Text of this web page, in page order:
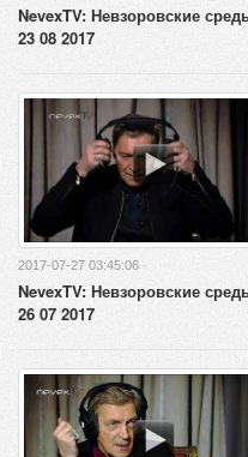
NevexTV: Невзоровские
23 08 2017
2017-07-27 03:45:06 ·
NevexTV: Невзоровские
26 07 2017